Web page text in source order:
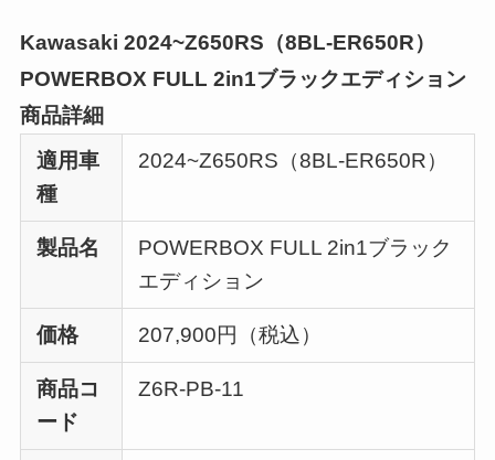
Kawasaki 2024~Z650RS（8BL-ER650R）
POWERBOX FULL 2in1ブラックエディション
商品詳細
適用車
種
2024~Z650RS（8BL-ER650R）
製品名
POWERBOX FULL 2in1ブラック
エディション
価格 207,900円（税込）
商品コ
ード
Z6R-PB-11